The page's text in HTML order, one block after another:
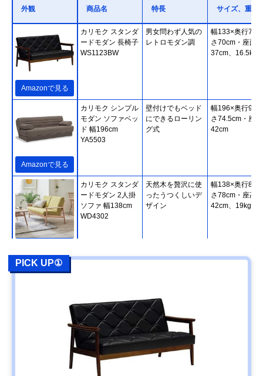
外観 商品名 特長 サイズ、重さ
Amazonで見る
カリモク スタンダ
ードモダン 長椅子
WS1123BW
男女問わず人気の
レトロモダン調
幅133×奥行70×
さ70cm・座面高
37cm、16.5kg
Amazonで見る
カリモク シンプル
モダン ソファベッ
ド 幅196cm
YA5503
壁付けでもベッド
にできるローリン
グ式
幅196×奥行93×
さ74.5cm・座高
42cm
カリモク スタンダ
ードモダン 2人掛
ソファ 幅138cm
WD4302
天然木を贅沢に使
ったうつくしいデ
ザイン
幅138×奥行80×
さ78cm・座高
42cm、19kg
Amazonで見る
カリモク60 ロビ
ーチェア 3シータ
ー U36213
ボタン絞りで立体
的な昔のソファデ
PICK UP①